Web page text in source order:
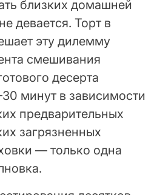
близких домашней
девается. Торт в
эту дилемму
смешивания
десерта
минут в зависимости
предварительных
загрязненных
— только одна